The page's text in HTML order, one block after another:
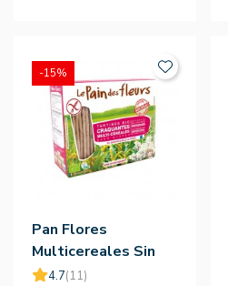
Pan Flores
Multicereales Sin
Gluten Bio 150g - Le
4.7(11)
-15%